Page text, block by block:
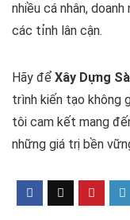
nhiều cá nhân,
các tỉnh lân cận.
Hãy để Xây Dựng
trình kiến tạo không
tôi cam kết mang
những giá trị bền